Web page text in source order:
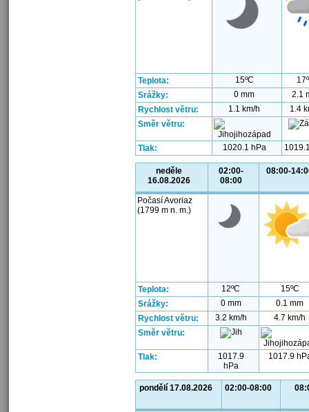
Teplota: 15ºC
Srážky:
0 mm
2.1
Rychlost větru:
1.1 km/h
1.4
Směr větru:
Tlak: 1020.1 hPa
neděle
16.08.2026
02:00-
08:00
08:00-
Počasí Avoriaz
(1799 m n. m.)
Teplota: 12ºC
15ºC
Srážky:
0 mm
0.1 mm
Rychlost větru:
3.2 km/h
4.7 km/h
Směr větru:
Tlak:
1017.9
hPa
1017.9
pondělí 17.08.2026 02:00-08:00